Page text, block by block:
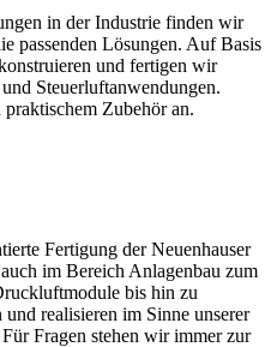
in der Industrie finden wir
passenden Lösungen. Auf Basis
und fertigen wir
Steuerluftanwendungen.
Zubehör an.
Fertigung der Neuenhauser
im Bereich Anlagenbau zum
bis hin zu
realisieren im Sinne unserer
Fragen stehen wir immer zur